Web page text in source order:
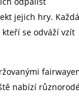
jejich hry. Každá
se odváží vzít
nabízí